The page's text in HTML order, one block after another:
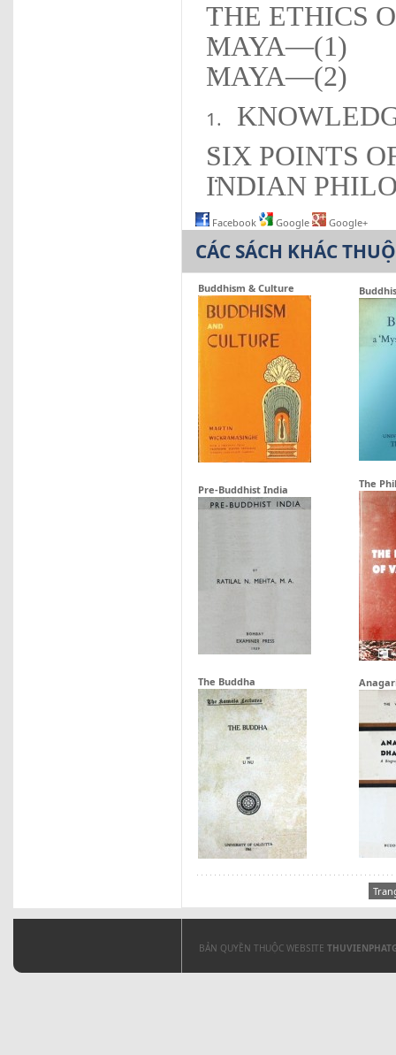
THE ETHICS
MAYA—(1)
MAYA—(2)
SIX POINTS
INDIAN
Facebook Google Google+
CÁC SÁCH KHÁC
Buddhism & Culture
Pre-Buddhist India The
The Buddha
BẢN QUYỀN THUỘC WEBSITE